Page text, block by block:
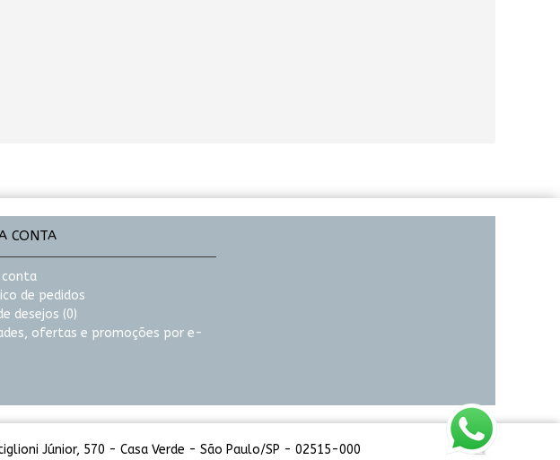
CONTA
conta
de pedidos
desejos (0)
ofertas e promoções por e-
Júnior, 570 - Casa Verde - São Paulo/SP - 02515-000